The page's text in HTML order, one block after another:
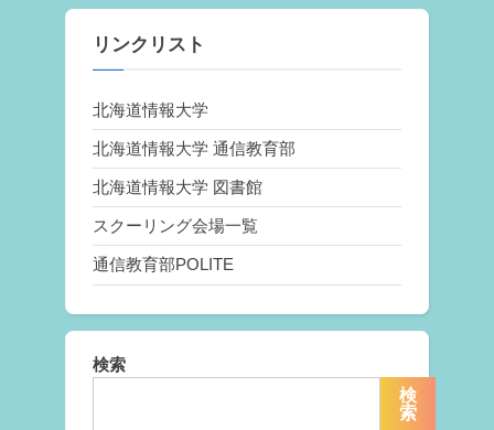
リンクリスト
北海道情報大学
北海道情報大学 通信教育部
北海道情報大学 図書館
スクーリング会場一覧
通信教育部POLITE
検索
検
索